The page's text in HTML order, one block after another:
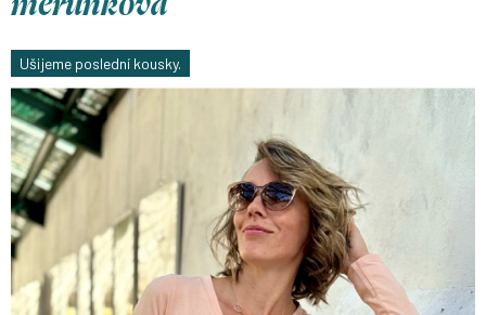
Ušijeme poslední kousky.